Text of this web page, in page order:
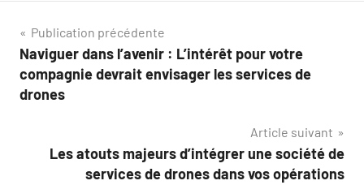
Navigation
de
l’article
Publication précédente
Naviguer dans l’avenir : L’intérêt pour votre
compagnie devrait envisager les services de
drones
Article suivant
Les atouts majeurs d’intégrer une société de
services de drones dans vos opérations